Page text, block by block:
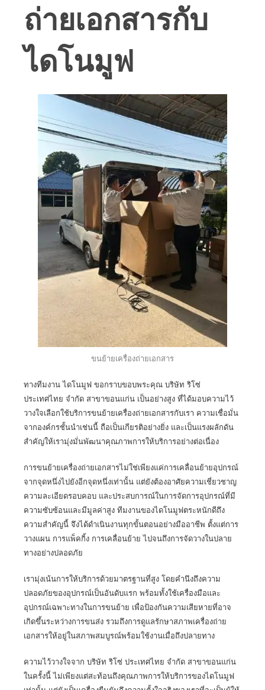
ถ่ายเอกสารกับ
ไดโนมูฟ
ขนย้ายเครื่องถ่ายเอกสาร
ทางทีมงานไดโนมูฟ ขอกราบขอบพระคุณ บริษัท ริโซ่
ประเทศไทย จำกัด สาขาขอนแก่น เป็นอย่างสูง ที่ได้มอบความไว้
วางใจเลือกใช้บริการขนย้ายเครื่องถ่ายเอกสารกับเรา ความเชื่อมั่น
จากองค์กรชั้นนำเช่นนี้ ถือเป็นเกียรติอย่างยิ่ง และเป็นแรงผลักดัน
สำคัญให้เรามุ่งมั่นพัฒนาคุณภาพการให้บริการอย่างต่อเนื่อง
การขนย้ายเครื่องถ่ายเอกสารไม่ใช่เพียงแค่การเคลื่อนย้ายอุปกรณ์
จากจุดหนึ่งไปยังอีกจุดหนึ่งเท่านั้น แต่ยังต้องอาศัยความเชี่ยวชาญ
ความละเอียดรอบคอบ และประสบการณ์ในการจัดการอุปกรณ์ที่มี
ความซับซ้อนและมีมูลค่าสูง ทีมงานของไดโนมูฟตระหนักดีถึง
ความสำคัญนี้ จึงได้ดำเนินงานทุกขั้นตอนอย่างมืออาชีพ ตั้งแต่การ
วางแผน การแพ็คกิ้ง การเคลื่อนย้าย ไปจนถึงการจัดวางในปลาย
ทางอย่างปลอดภัย
เรามุ่งเน้นการให้บริการด้วยมาตรฐานที่สูง โดยคำนึงถึงความ
ปลอดภัยของอุปกรณ์เป็นอันดับแรก พร้อมทั้งใช้เครื่องมือและ
อุปกรณ์เฉพาะทางในการขนย้าย เพื่อป้องกันความเสียหายที่อาจ
เกิดขึ้นระหว่างการขนส่ง รวมถึงการดูแลรักษาสภาพเครื่องถ่าย
เอกสารให้อยู่ในสภาพสมบูรณ์พร้อมใช้งานเมื่อถึงปลายทาง
ความไว้วางใจจาก บริษัท ริโซ่ ประเทศไทย จำกัด สาขาขอนแก่น
ในครั้งนี้ ไม่เพียงแต่สะท้อนถึงคุณภาพการให้บริการของไดโนมูฟ